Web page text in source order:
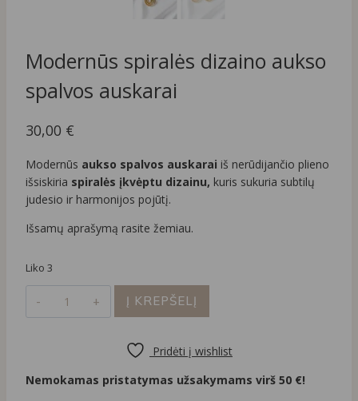
Modernūs spiralės dizaino aukso
spalvos auskarai
30,00 €
Modernūs aukso spalvos auskarai iš nerūdijančio plieno
išsiskiria spiralės įkvėptu dizainu, kuris sukuria subtilų
judesio ir harmonijos pojūtį.
Išsamų aprašymą rasite žemiau.
Liko 3
aukso
Į KREPŠELĮ
Pridėti į wishlist
Nemokamas pristatymas užsakymams virš 50 €!